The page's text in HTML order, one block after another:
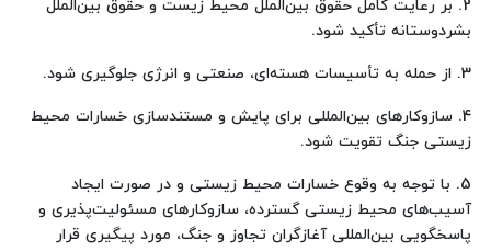
2. بر رعایت کامل حقوق بین‌الملل محیط زیست و حقوق بین‌الملل
بشردوستانه تأکید شود.
3. از حمله به تأسیسات هسته‌ای، صنعتی و انرژی جلوگیری شود.
4. سازوکارهای بین‌المللی برای پایش و مستندسازی خسارات محیط
زیستی جنگ تقویت شود.
5. با توجه به وقوع خسارات محیط زیستی و در صورت ایجاد
آسیب‌های محیط زیستی گسترده، سازوکارهای مسئولیت‌پذیری و
پاسخگویی بین‌المللی آغازگران تجاوز و جنگ، مورد پیگیری قرار